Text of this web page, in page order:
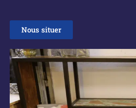
Nous situer